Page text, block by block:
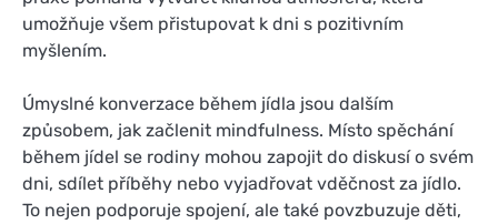
umožňuje všem přistupovat k dni s pozitivním
myšlením.
Úmyslné konverzace během jídla jsou dalším
způsobem, jak začlenit mindfulness. Místo spěchání
během jídel se rodiny mohou zapojit do diskusí o svém
dni, sdílet příběhy nebo vyjadřovat vděčnost za jídlo.
To nejen podporuje spojení, ale také povzbuzuje děti,